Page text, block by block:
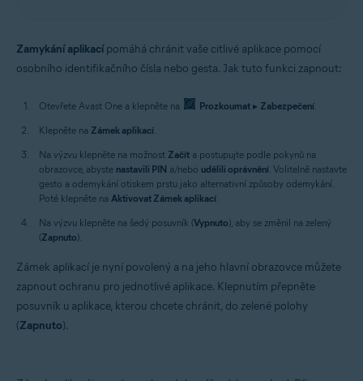
Zamykání aplikacípomáhá chránit vaše citlivé aplikace pomocí
osobního identifikačního čísla nebo gesta. Jak tuto funkci zapnout:
Otevřete Avast One a klepněte na Prozkoumat ▸ Zabezpečení.
Klepněte na Zámek aplikací.
Na výzvu klepněte na možnost Začít a postupujte podle pokynů na
obrazovce, abyste nastavili PIN a/nebo udělili oprávnění. Volitelně nastavte
gesto a odemykání otiskem prstu jako alternativní způsoby odemykání.
Poté klepněte na Aktivovat Zámek aplikací.
Na výzvu klepněte na šedý posuvník (Vypnuto), aby se změnil na zelený
(Zapnuto).
Zámek aplikací je nyní povolený a na jeho hlavní obrazovce můžete
zapnout ochranu pro jednotlivé aplikace. Klepnutím přepněte
posuvník u aplikace, kterou chcete chránit, do zelené polohy
(Zapnuto).